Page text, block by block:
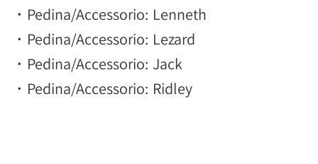
・Pedina/Accessorio: Lenneth
・Pedina/Accessorio: Lezard
・Pedina/Accessorio: Jack
・Pedina/Accessorio: Ridley